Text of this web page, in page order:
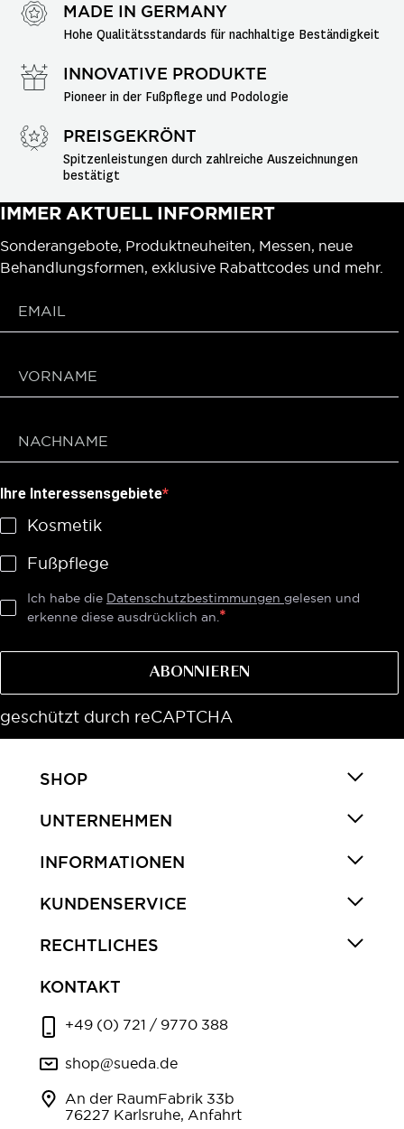
MADE IN GERMANY
Hohe Qualitätsstandards für nachhaltige Beständigkeit
INNOVATIVE PRODUKTE
Pioneer in der Fußpflege und Podologie
PREISGEKRÖNT
Spitzenleistungen durch zahlreiche Auszeichnungen
bestätigt
IMMER AKTUELL INFORMIERT
Sonderangebote, Produktneuheiten, Messen, neue
Behandlungsformen, exklusive Rabattcodes und mehr.
Ihre Interessensgebiete
Kosmetik
Fußpflege
Ich habe die Datenschutzbestimmungen gelesen und
erkenne diese ausdrücklich an.
ABONNIEREN
geschützt durch reCAPTCHA
SHOP
UNTERNEHMEN
INFORMATIONEN
KUNDENSERVICE
RECHTLICHES
KONTAKT
+49 (0) 721 / 9770 388
shop@sueda.de
An der RaumFabrik 33b
76227 Karlsruhe, Anfahrt